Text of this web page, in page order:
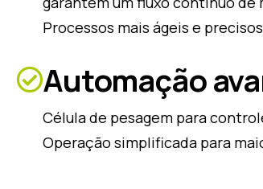
Processos mais ágeis e
Automação
Célula de pesagem para
Operação simplificada para